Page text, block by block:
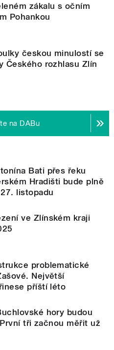
zákalu s očním
Pohankou
českou minulostí se
Českého rozhlasu Zlín
na DABu
Bati přes řeku
Hradišti bude plně
listopadu
ve Zlínském kraji
problematické
Největší
příští léto
hory budou
tři začnou měřit už